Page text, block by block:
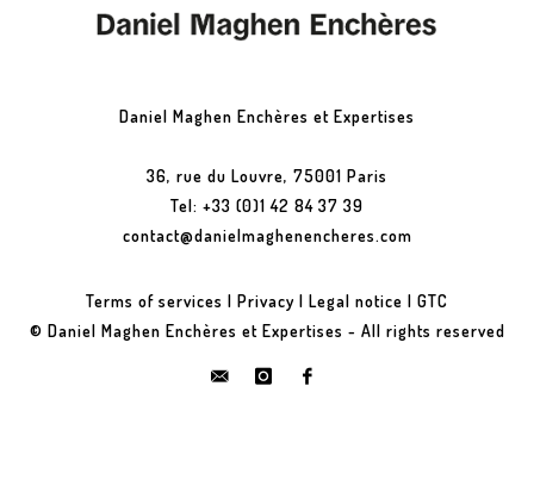
Daniel Maghen Enchères et Expertises
36, rue du Louvre, 75001 Paris
Tel: +33 (0)1 42 84 37 39
contact@danielmaghenencheres.com
Terms of services | Privacy | Legal notice | GTC
© Daniel Maghen Enchères et Expertises - All rights reserved